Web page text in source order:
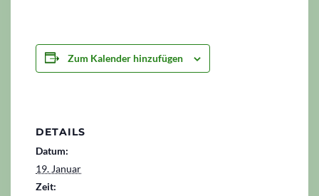
Zum Kalender hinzufügen
DETAILS
Datum:
19. Januar
Zeit: